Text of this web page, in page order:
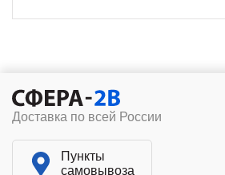
Доставка по всей России
Пункты
самовывоза